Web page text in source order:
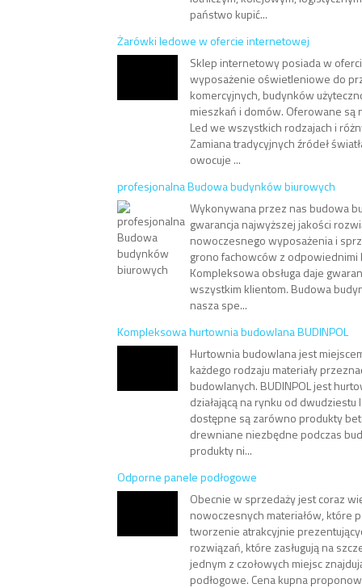
państwo kupić...
Żarówki ledowe w ofercie internetowej
Sklep internetowy posiada w
wyposażenie oświetleniowe do
komercyjnych, budynków
mieszkań i domów. Oferowane
Led we wszystkich rodzajach i
Zamiana tradycyjnych źródeł
owocuje ...
profesjonalna Budowa budynków biurowych
Wykonywana przez nas budowa
gwarancja najwyższej jakości
nowoczesnego wyposażenia i
grono fachowców z odpowiednimi
Kompleksowa obsługa daje
wszystkim klientom. Budowa
nasza spe...
Kompleksowa hurtownia budowlana BUDINPOL
Hurtownia budowlana jest
każdego rodzaju materiały
budowlanych. BUDINPOL jest
działającą na rynku od dwudziestu
dostępne są zarówno produkty
drewniane niezbędne podczas
produkty ni...
Odporne panele podłogowe
Obecnie w sprzedaży jest coraz
nowoczesnych materiałów, które
tworzenie atrakcyjnie
rozwiązań, które zasługują na
jednym z czołowych miejsc
podłogowe. Cena kupna